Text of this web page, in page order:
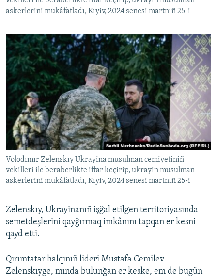
askerlerini mukâfatladı, Kıyiv, 2024 senesi martnıñ 25-i
Volodımır Zelenskıy Ukrayina musulman cemiyetiniñ
vekilleri ile beraberlikte iftar keçirip, ukrayin musulman
askerlerini mukâfatladı, Kıyiv, 2024 senesi martnıñ 25-i
Zelenskıy, Ukrayinanıñ işğal etilgen territoriyasında
semetdeşlerini qayğırmaq imkânını tapqan er kesni
qayd etti.
Qırımtatar halqınıñ lideri Mustafa Cemilev
Zelenskıyge, mında bulunğan er keske, em de bugün